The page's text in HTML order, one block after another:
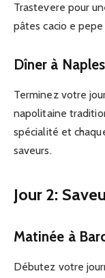
Trastevere pour
pâtes cacio e
Dîner à Naples
Terminez votre
napolitaine
spécialité et
saveurs.
Jour 2:
Matinée à
Débutez votre